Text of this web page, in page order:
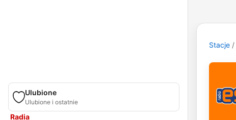
Ulubione
Ulubione i ostatnie
Radia
Stacje